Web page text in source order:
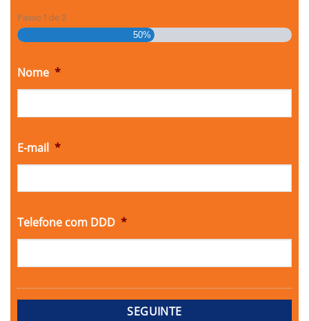
Passo 1 de 2
50%
Nome *
E-mail *
Telefone com DDD *